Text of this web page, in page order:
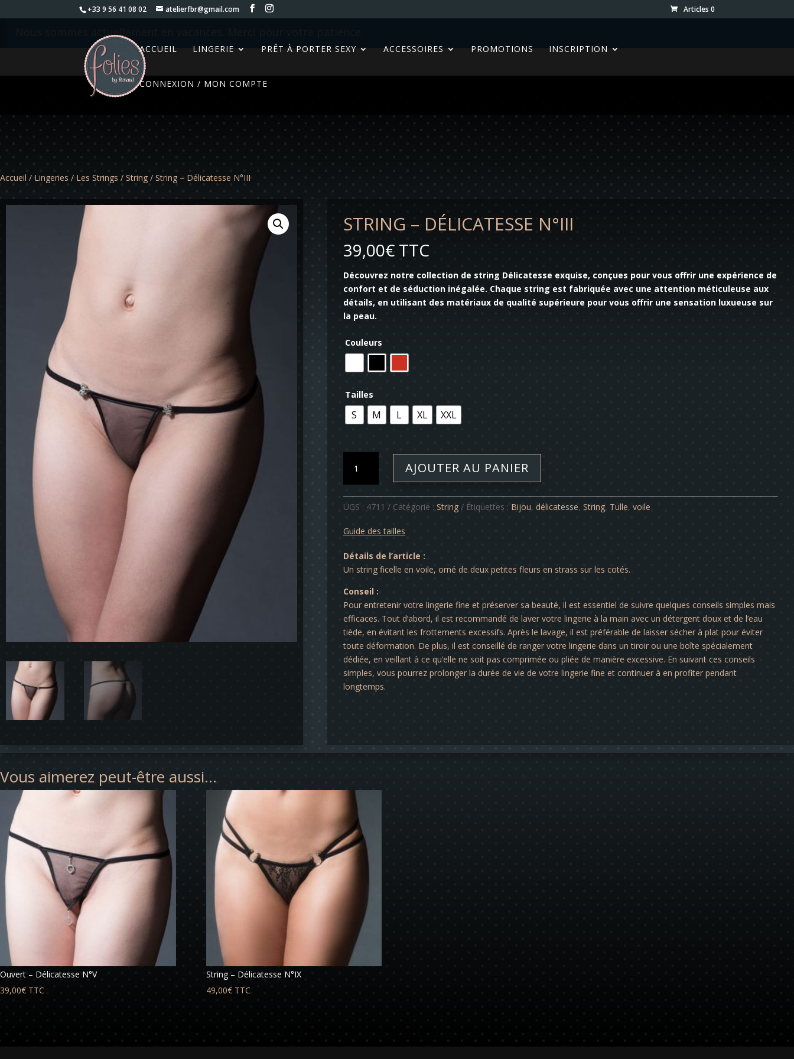
+33 9 56 41 08 02 atelierfbr@gmail.com Articles 0
ACCUEIL LINGERIE PRÊT À PORTER SEXY ACCESSOIRES PROMOTIONS INSCRIPTION
CONNEXION / MON COMPTE
Nous sommes actuellement en vacances. Merci pour votre patience.
Accueil / Lingeries / Les Strings / String / String – Délicatesse N°III
STRING – DÉLICATESSE N°III
39,00€ TTC
Découvrez notre collection de string Délicatesse exquise, conçues pour vous offrir une expérience de
confort et de séduction inégalée. Chaque string est fabriquée avec une attention méticuleuse aux
détails, en utilisant des matériaux de qualité supérieure pour vous offrir une sensation luxueuse sur
la peau.
Couleurs
Tailles
S M L XL XXL
String
-
Délicatesse
N°III
AJOUTER AU PANIER
UGS : 4711 Catégorie : String Étiquettes : Bijou, délicatesse, String, Tulle, voile
Guide des tailles
Détails de l’article :
Un string ficelle en voile, orné de deux petites fleurs en strass sur les cotés.
Conseil :
Pour entretenir votre lingerie fine et préserver sa beauté, il est essentiel de suivre quelques conseils simples mais
efficaces. Tout d’abord, il est recommandé de laver votre lingerie à la main avec un détergent doux et de l’eau
tiède, en évitant les frottements excessifs. Après le lavage, il est préférable de laisser sécher à plat pour éviter
toute déformation. De plus, il est conseillé de ranger votre lingerie dans un tiroir ou une boîte spécialement
dédiée, en veillant à ce qu’elle ne soit pas comprimée ou pliée de manière excessive. En suivant ces conseils
simples, vous pourrez prolonger la durée de vie de votre lingerie fine et continuer à en profiter pendant
longtemps.
Vous aimerez peut-être aussi…
Ouvert – Délicatesse N°V
39,00€ TTC
String – Délicatesse N°IX
49,00€ TTC